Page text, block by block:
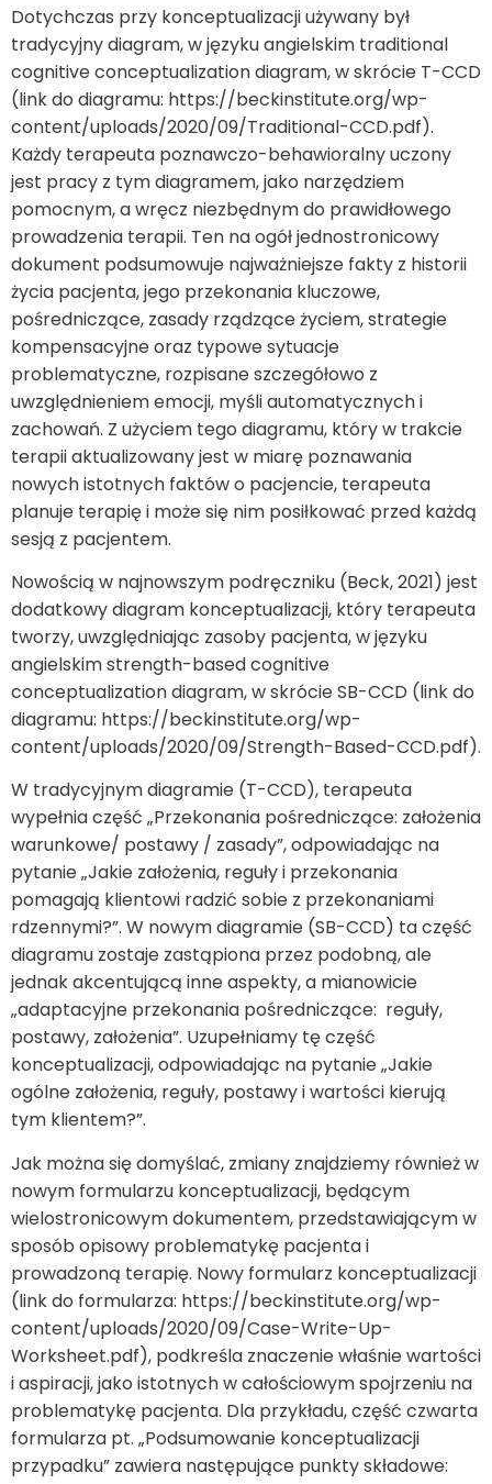
Dotychczas przy konceptualizacji używany był
tradycyjny diagram, w języku angielskim traditional
cognitive conceptualization diagram, w skrócie T-CCD
(link do diagramu: https://beckinstitute.org/wp-
content/uploads/2020/09/Traditional-CCD.pdf).
Każdy terapeuta poznawczo-behawioralny uczony
jest pracy z tym diagramem, jako narzędziem
pomocnym, a wręcz niezbędnym do prawidłowego
prowadzenia terapii. Ten na ogół jednostronicowy
dokument podsumowuje najważniejsze fakty z historii
życia pacjenta, jego przekonania kluczowe,
pośredniczące, zasady rządzące życiem, strategie
kompensacyjne oraz typowe sytuacje
problematyczne, rozpisane szczegółowo z
uwzględnieniem emocji, myśli automatycznych i
zachowań. Z użyciem tego diagramu, który w trakcie
terapii aktualizowany jest w miarę poznawania
nowych istotnych faktów o pacjencie, terapeuta
planuje terapię i może się nim posiłkować przed każdą
sesją z pacjentem.
Nowością w najnowszym podręczniku (Beck, 2021) jest
dodatkowy diagram konceptualizacji, który terapeuta
tworzy, uwzględniając zasoby pacjenta, w języku
angielskim strength-based cognitive
conceptualization diagram, w skrócie SB-CCD (link do
diagramu: https://beckinstitute.org/wp-
content/uploads/2020/09/Strength-Based-CCD.pdf).
W tradycyjnym diagramie (T-CCD), terapeuta
wypełnia część „Przekonania pośredniczące: założenia
warunkowe/ postawy / zasady”, odpowiadając na
pytanie „Jakie założenia, reguły i przekonania
pomagają klientowi radzić sobie z przekonaniami
rdzennymi?”. W nowym diagramie (SB-CCD) ta część
diagramu zostaje zastąpiona przez podobną, ale
jednak akcentującą inne aspekty, a mianowicie
„adaptacyjne przekonania pośredniczące: reguły,
postawy, założenia”. Uzupełniamy tę część
konceptualizacji, odpowiadając na pytanie „Jakie
ogólne założenia, reguły, postawy i wartości kierują
tym klientem?”.
Jak można się domyślać, zmiany znajdziemy również w
nowym formularzu konceptualizacji, będącym
wielostronicowym dokumentem, przedstawiającym w
sposób opisowy problematykę pacjenta i
prowadzoną terapię. Nowy formularz konceptualizacji
(link do formularza: https://beckinstitute.org/wp-
content/uploads/2020/09/Case-Write-Up-
Worksheet.pdf), podkreśla znaczenie właśnie wartości
i aspiracji, jako istotnych w całościowym spojrzeniu na
problematykę pacjenta. Dla przykładu, część czwarta
formularza pt. „Podsumowanie konceptualizacji
przypadku” zawiera następujące punkty składowe: